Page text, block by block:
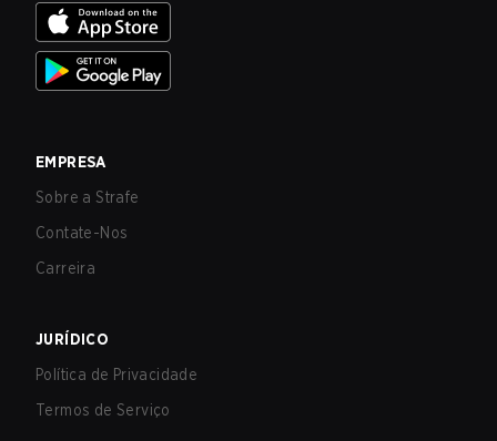
EMPRESA
Sobre a Strafe
Contate-Nos
Carreira
JURÍDICO
Política de Privacidade
Termos de Serviço